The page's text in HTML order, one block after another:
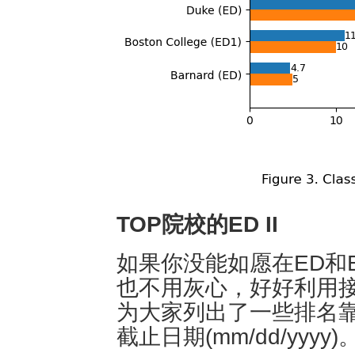
TOP院校的ED II
如果你没能如愿在ED
也不用灰心，好好利用
为大家列出了一些排名
截止日期(mm/dd/yyyy)